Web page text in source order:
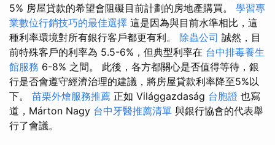
5% 房屋貸款的希望會阻礙目前計劃的房地產購買。 學習專
業數位行銷技巧的最佳選擇 這是因為與目前水準相比，這
種利率環境對所有銀行客戶都更有利。 除蟲公司 誠然，目
前特殊客戶的利率為 5.5-6%，但典型利率在 台中排毒養生
館服務 6-8% 之間。 此後，各方都關心是否值得等待，銀
行是否會遵守經濟治理的建議，將房屋貸款利率降至5%以
下。 苗栗外燴服務推薦 正如 Világgazdaság 台胞證 也寫
道，Márton Nagy 台中牙醫推薦清單 與銀行協會的代表舉
行了會議。